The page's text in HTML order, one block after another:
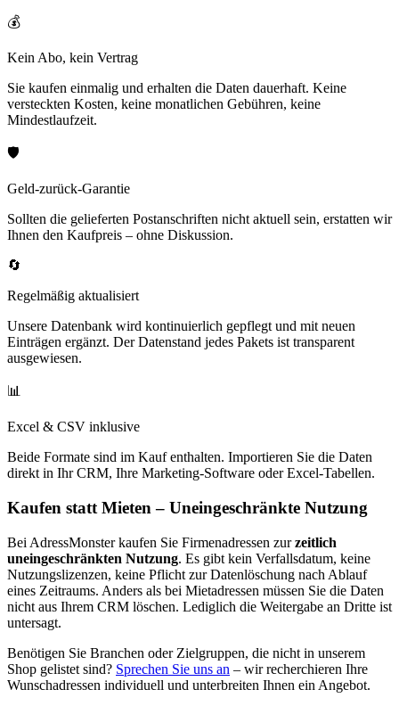
💰
Kein Abo, kein Vertrag
Sie kaufen einmalig und erhalten die Daten dauerhaft. Keine
versteckten Kosten, keine monatlichen Gebühren, keine
Mindestlaufzeit.
🛡️
Geld-zurück-Garantie
Sollten die gelieferten Postanschriften nicht aktuell sein, erstatten wir
Ihnen den Kaufpreis – ohne Diskussion.
🔄
Regelmäßig aktualisiert
Unsere Datenbank wird kontinuierlich gepflegt und mit neuen
Einträgen ergänzt. Der Datenstand jedes Pakets ist transparent
ausgewiesen.
📊
Excel & CSV inklusive
Beide Formate sind im Kauf enthalten. Importieren Sie die Daten
direkt in Ihr CRM, Ihre Marketing-Software oder Excel-Tabellen.
Kaufen statt Mieten – Uneingeschränkte Nutzung
Bei AdressMonster kaufen Sie Firmenadressen zur zeitlich
uneingeschränkten Nutzung. Es gibt kein Verfallsdatum, keine
Nutzungslizenzen, keine Pflicht zur Datenlöschung nach Ablauf
eines Zeitraums. Anders als bei Mietadressen müssen Sie die Daten
nicht aus Ihrem CRM löschen. Lediglich die Weitergabe an Dritte ist
untersagt.
Benötigen Sie Branchen oder Zielgruppen, die nicht in unserem
Shop gelistet sind? Sprechen Sie uns an – wir recherchieren Ihre
Wunschadressen individuell und unterbreiten Ihnen ein Angebot.